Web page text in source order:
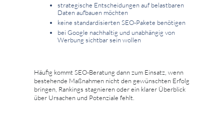
strategische Entscheidungen auf belastbaren
Daten aufbauen möchten
keine standardisierten SEO-Pakete benötigen
bei Google nachhaltig und unabhängig von
Werbung sichtbar sein wollen
Häufig kommt SEO-Beratung dann zum Einsatz, wenn
bestehende Maßnahmen nicht den gewünschten Erfolg
bringen, Rankings stagnieren oder ein klarer Überblick
über Ursachen und Potenziale fehlt.